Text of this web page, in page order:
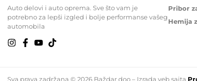
Auto delovi i auto oprema. Sve što vam je
potrebno za lepši izgled i bolje performanse vašeg
automobila
Pribor
Hemija
Sva prava zadržana © 2026 Baždar doo – Izrada veb sajta